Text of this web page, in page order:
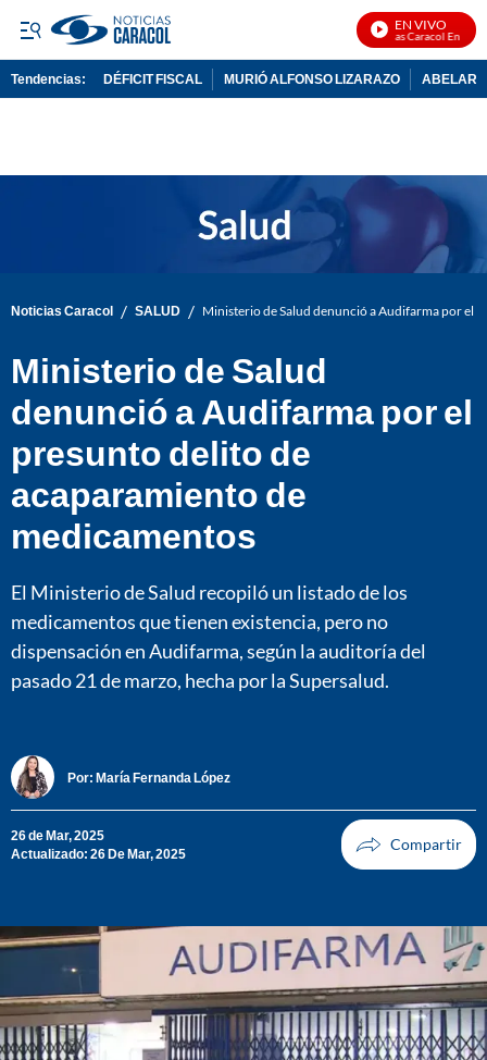
EN VIVO
Noticias Caracol En Vivo
Tendencias: DÉFICIT FISCAL MURIÓ ALFONSO LIZARAZO
Noticias Caracol / SALUD / Ministerio de Salud denunció a Audifarma por el
Ministerio de Salud
denunció a Audifarma por el
presunto delito de
acaparamiento de
medicamentos
El Ministerio de Salud recopiló un listado de los
medicamentos que tienen existencia, pero no
dispensación en Audifarma, según la auditoría del
pasado 21 de marzo, hecha por la Supersalud.
Por: María Fernanda López
26 de Mar, 2025
Actualizado: 26 De Mar, 2025